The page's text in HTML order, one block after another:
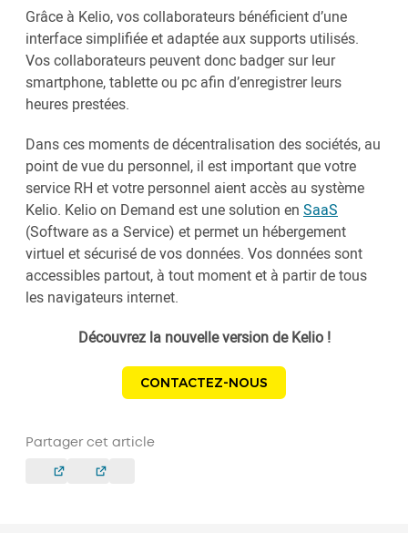
Grâce à Kelio, vos collaborateurs bénéficient d’une
interface simplifiée et adaptée aux supports utilisés.
Vos collaborateurs peuvent donc badger sur leur
smartphone, tablette ou pc afin d’enregistrer leurs
heures prestées.
Dans ces moments de décentralisation des sociétés, au
point de vue du personnel, il est important que votre
service RH et votre personnel aient accès au système
Kelio. Kelio on Demand est une solution en SaaS
(Software as a Service) et permet un hébergement
virtuel et sécurisé de vos données. Vos données sont
accessibles partout, à tout moment et à partir de tous
les navigateurs internet.
Découvrez la nouvelle version de Kelio !
CONTACTEZ-NOUS
Partager cet article